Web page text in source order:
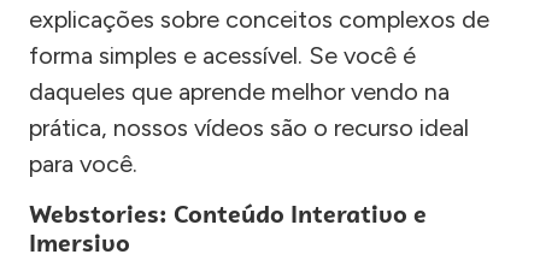
explicações sobre conceitos complexos de
forma simples e acessível. Se você é
daqueles que aprende melhor vendo na
prática, nossos vídeos são o recurso ideal
para você.
Webstories: Conteúdo Interativo e
Imersivo